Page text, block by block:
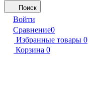
Поиск
Войти
Сравнение0
Избранные товары 0
Корзина 0